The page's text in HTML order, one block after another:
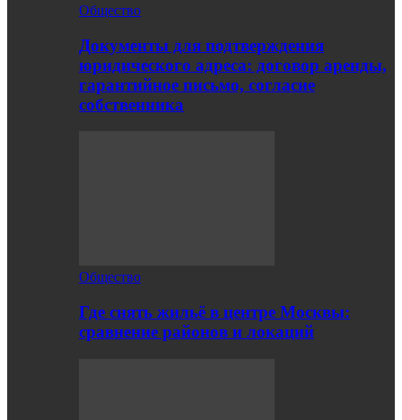
Общество
Документы для подтверждения
юридического адреса: договор аренды,
гарантийное письмо, согласие
собственника
Общество
Где снять жильё в центре Москвы:
сравнение районов и локаций